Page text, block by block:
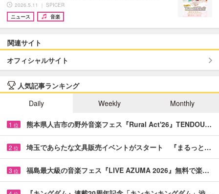
2026.5.11 ｜ SPICER
ニュース
音楽
関連サイト
オフィシャルサイト
人気記事ランキング
Daily
Weekly Monthly
1 位 熊本県人吉市の野外音楽フェス『Rural Act'26』TENDOU…
2 位 埼玉であらたな文具販売イベントがスタート 『まるっと…
3 位 福島最大級の音楽フェス『LIVE AZUMA 2026』無料で楽…